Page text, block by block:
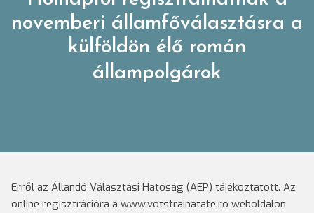
novemberi államfőválasztásra a
külföldön élő román
állampolgárok
Erről az Állandó Választási Hatóság (AEP) tájékoztatott. Az
online regisztrációra a www.votstrainatate.ro weboldalon